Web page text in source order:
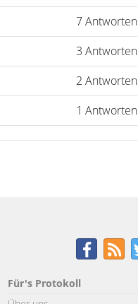
7 Antworten
3 Antworten
2 Antworten
1 Antworten
Für's Protokoll